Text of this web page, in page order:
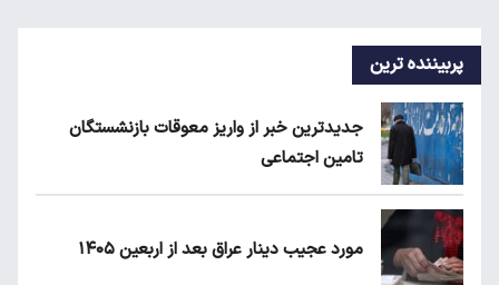
پربیننده ترین
جدیدترین خبر از واریز معوقات بازنشستگان
تامین اجتماعی
مورد عجیب دینار عراق بعد از اربعین ۱۴۰۵